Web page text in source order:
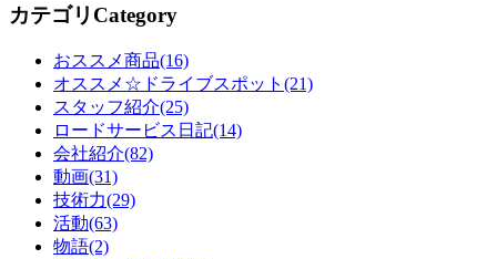
カテゴリ Category
おススメ商品(16)
オススメ☆ドライブスポット(21)
スタッフ紹介(25)
ロードサービス日記(14)
会社紹介(82)
動画(31)
技術力(29)
活動(63)
物語(2)